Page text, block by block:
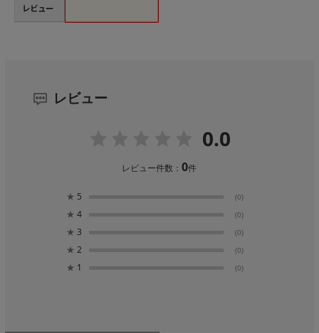
レビュー
レビュー
0.0
レビュー件数：0件
★ 5 (0)
★ 4 (0)
★ 3 (0)
★ 2 (0)
★ 1 (0)